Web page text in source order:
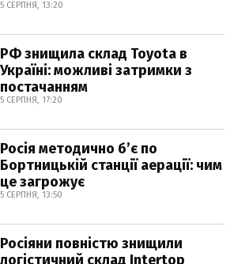
5 СЕРПНЯ, 13:20
РФ знищила склад Toyota в
Україні: можливі затримки з
постачанням
5 СЕРПНЯ, 17:20
Росія методично б’є по
Бортницькій станції аерації: чим
це загрожує
5 СЕРПНЯ, 13:50
Росіяни повністю знищили
логістичний склад Intertop